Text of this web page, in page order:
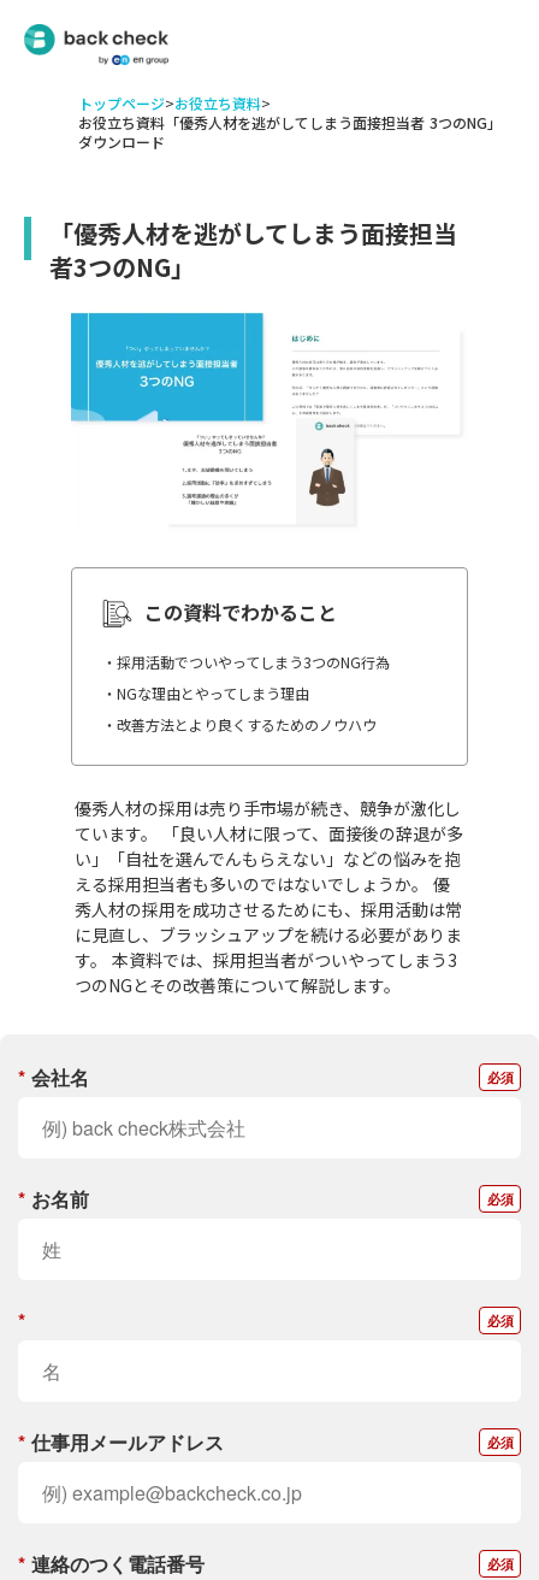
トップページ>お役立ち資料>
お役立ち資料「優秀人材を逃がしてしまう面接担当者 3つのNG」
ダウンロード
「優秀人材を逃がしてしまう面接担当
者3つのNG」
この資料でわかること
・採用活動でついやってしまう3つのNG行為
・NGな理由とやってしまう理由
・改善方法とより良くするためのノウハウ
優秀人材の採用は売り手市場が続き、競争が激化し
ています。 「良い人材に限って、面接後の辞退が多
い」「自社を選んでんもらえない」などの悩みを抱
える採用担当者も多いのではないでしょうか。 優
秀人材の採用を成功させるためにも、採用活動は常
に見直し、ブラッシュアップを続ける必要がありま
す。 本資料では、採用担当者がついやってしまう3
つのNGとその改善策について解説します。
* 会社名
* お名前
*
* 仕事用メールアドレス
* 連絡のつく電話番号